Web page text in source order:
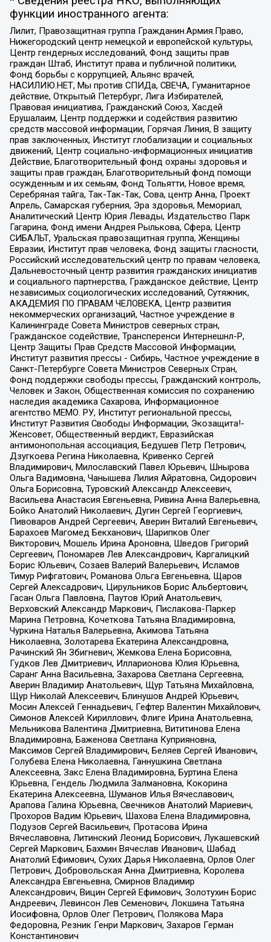
функции иностранного агента:
Лилит, Правозащитная группа Гражданин.Армия.Право,
Нижегородский центр немецкой и европейской культуры,
Центр гендерных исследований, Фонд защиты прав
граждан Штаб, Институт права и публичной политики,
Фонд борьбы с коррупцией, Альянс врачей,
НАСИЛИЮ.НЕТ, Мы против СПИДа, СВЕЧА, Гуманитарное
действие, Открытый Петербург, Лига Избирателей,
Правовая инициатива, Гражданский Союз, Хасдей
Ерушалаим, Центр поддержки и содействия развитию
средств массовой информации, Горячая Линия, В защиту
прав заключенных, Институт глобализации и социальных
движений, Центр социально-информационных инициатив
Действие, Благотворительный фонд охраны здоровья и
защиты прав граждан, Благотворительный фонд помощи
осужденным и их семьям, Фонд Тольятти, Новое время,
Серебряная тайга, Так-Так-Так, Сова, центр Анна, Проект
Апрель, Самарская губерния, Эра здоровья, Мемориал,
Аналитический Центр Юрия Левады, Издательство Парк
Гагарина, Фонд имени Андрея Рылькова, Сфера, Центр
СИБАЛЬТ, Уральская правозащитная группа, Женщины
Евразии, Институт прав человека, Фонд защиты гласности,
Российский исследовательский центр по правам человека,
Дальневосточный центр развития гражданских инициатив
и социального партнерства, Гражданское действие, Центр
независимых социологических исследований, Сутяжник,
АКАДЕМИЯ ПО ПРАВАМ ЧЕЛОВЕКА, Центр развития
некоммерческих организаций, Частное учреждение в
Калининграде Совета Министров северных стран,
Гражданское содействие, Трансперенси Интернешнл-Р,
Центр Защиты Прав Средств Массовой Информации,
Институт развития прессы - Сибирь, Частное учреждение в
Санкт-Петербурге Совета Министров Северных Стран,
Фонд поддержки свободы прессы, Гражданский контроль,
Человек и Закон, Общественная комиссия по сохранению
наследия академика Сахарова, Информационное
агентство МЕМО. РУ, Институт региональной прессы,
Институт Развития Свободы Информации, Экозащита!-
Женсовет, Общественный вердикт, Евразийская
антимонопольная ассоциация, Бедушев Петр Петрович,
Дзугкоева Регина Николаевна, Кривенко Сергей
Владимирович, Милославский Павел Юрьевич, Шнырова
Ольга Вадимовна, Чанышева Лилия Айратовна, Сидорович
Ольга Борисовна, Туровский Александр Алексеевич,
Васильева Анастасия Евгеньевна, Ривина Анна Валерьевна,
Бойко Анатолий Николаевич, Дугин Сергей Георгиевич,
Пивоваров Андрей Сергеевич, Аверин Виталий Евгеньевич,
Барахоев Магомед Бекханович, Шарипков Олег
Викторович, Мошель Ирина Ароновна, Шведов Григорий
Сергеевич, Пономарев Лев Александрович, Каргалицкий
Борис Юльевич, Созаев Валерий Валерьевич, Исламов
Тимур Рифгатович, Романова Ольга Евгеньевна, Щаров
Сергей Алексадрович, Цирульников Борис Альбертович,
Гасан Ольга Павловна, Паутов Юрий Анатольевич,
Верховский Александр Маркович, Пислакова-Паркер
Марина Петровна, Кочеткова Татьяна Владимировна,
Чуркина Наталья Валерьевна, Акимова Татьяна
Николаевна, Золотарева Екатерина Александровна,
Рачинский Ян Збигневич, Жемкова Елена Борисовна,
Гудков Лев Дмитриевич, Илларионова Юлия Юрьевна,
Саранг Анна Васильевна, Захарова Светлана Сергеевна,
Аверин Владимир Анатольевич, Щур Татьяна Михайловна,
Щур Николай Алексеевич, Блинушов Андрей Юрьевич,
Мосин Алексей Геннадьевич, Гефтер Валентин Михайлович,
Симонов Алексей Кириллович, Флиге Ирина Анатольевна,
Мельникова Валентина Дмитриевна, Вититинова Елена
Владимировна, Баженова Светлана Куприяновна,
Максимов Сергей Владимирович, Беляев Сергей Иванович,
Голубева Елена Николаевна, Ганнушкина Светлана
Алексеевна, Закс Елена Владимировна, Буртина Елена
Юрьевна, Гендель Людмила Залмановна, Кокорина
Екатерина Алексеевна, Шуманов Илья Вячеславович,
Арапова Галина Юрьевна, Свечников Анатолий Мариевич,
Прохоров Вадим Юрьевич, Шахова Елена Владимировна,
Подузов Сергей Васильевич, Протасова Ирина
Вячеславовна, Литинский Леонид Борисович, Лукашевский
Сергей Маркович, Бахмин Вячеслав Иванович, Шабад
Анатолий Ефимович, Сухих Дарья Николаевна, Орлов Олег
Петрович, Добровольская Анна Дмитриевна, Королева
Александра Евгеньевна, Смирнов Владимир
Александрович, Вицин Сергей Ефимович, Золотухин Борис
Андреевич, Левинсон Лев Семенович, Локшина Татьяна
Иосифовна, Орлов Олег Петрович, Полякова Мара
Федоровна, Резник Генри Маркович, Захаров Герман
Константинович